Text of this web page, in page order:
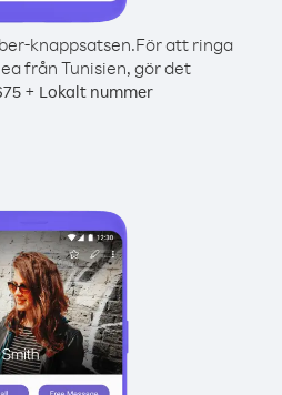
knappsatsen.För att ringa
från Tunisien, gör det
+ Lokalt nummer